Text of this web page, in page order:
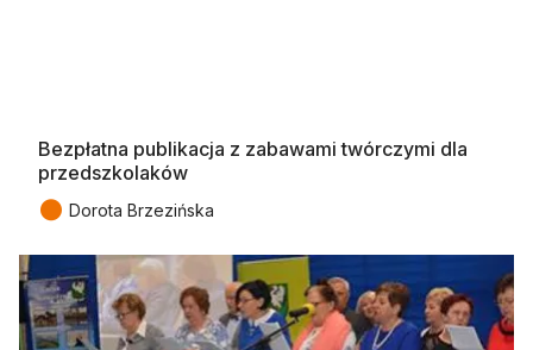
Bezpłatna publikacja z zabawami twórczymi dla
przedszkolaków
● Dorota Brzezińska